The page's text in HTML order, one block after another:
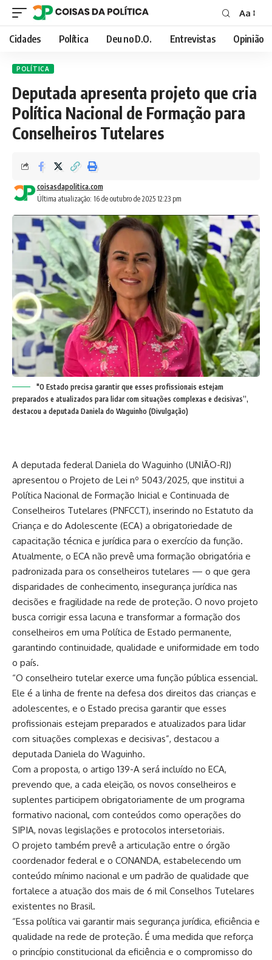
Font
Resizer
Aa
Cidades Política Deu no D.O. Entrevistas Opinião
POLÍTICA
Deputada apresenta projeto que cria
Política Nacional de Formação para
Conselheiros Tutelares
Última atualização: 16 de outubro de 2025 12:23 pm
coisasdapolitica.com
"O Estado precisa garantir que esses profissionais estejam
preparados e atualizados para lidar com situações complexas e decisivas”,
destacou a deputada Daniela do Waguinho (Divulgação)
A deputada federal Daniela do Waguinho (UNIÃO-RJ)
apresentou o Projeto de Lei nº 5043/2025, que institui a
Política Nacional de Formação Inicial e Continuada de
Conselheiros Tutelares (PNFCCT), inserindo no Estatuto da
Criança e do Adolescente (ECA) a obrigatoriedade de
capacitação técnica e jurídica para o exercício da função.
Atualmente, o ECA não prevê uma formação obrigatória e
padronizada para os conselheiros tutelares — o que gera
disparidades de conhecimento, insegurança jurídica nas
decisões e fragilidade na rede de proteção. O novo projeto
busca corrigir essa lacuna e transformar a formação dos
conselheiros em uma Política de Estado permanente,
garantindo continuidade, qualidade e uniformidade em todo
o país.
“O conselheiro tutelar exerce uma função pública essencial.
Ele é a linha de frente na defesa dos direitos das crianças e
adolescentes, e o Estado precisa garantir que esses
profissionais estejam preparados e atualizados para lidar
com situações complexas e decisivas”, destacou a
deputada Daniela do Waguinho.
Com a proposta, o artigo 139-A será incluído no ECA,
prevendo que, a cada eleição, os novos conselheiros e
suplentes participem obrigatoriamente de um programa
formativo nacional, com conteúdos como operações do
SIPIA, novas legislações e protocolos intersetoriais.
O projeto também prevê a articulação entre o órgão
coordenador federal e o CONANDA, estabelecendo um
conteúdo mínimo nacional e um padrão de qualidade que
fortalece a atuação dos mais de 6 mil Conselhos Tutelares
existentes no Brasil.
“Essa política vai garantir mais segurança jurídica, eficiência e
qualidade na rede de proteção. É uma medida que reforça
o princípio constitucional da eficiência e o compromisso do